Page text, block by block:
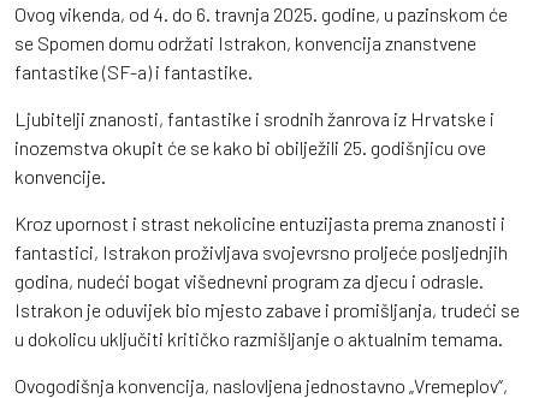
Ovog vikenda, od 4. do 6. travnja 2025. godine, u pazinskom će
se Spomen domu održati Istrakon, konvencija znanstvene
fantastike (SF-a) i fantastike.
Ljubitelji znanosti, fantastike i srodnih žanrova iz Hrvatske i
inozemstva okupit će se kako bi obilježili 25. godišnjicu ove
konvencije.
Kroz upornost i strast nekolicine entuzijasta prema znanosti i
fantastici, Istrakon proživljava svojevrsno proljeće posljednjih
godina, nudeći bogat višednevni program za djecu i odrasle.
Istrakon je oduvijek bio mjesto zabave i promišljanja, trudeći se
u dokolicu uključiti kritičko razmišljanje o aktualnim temama.
Ovogodišnja konvencija, naslovljena jednostavno „Vremeplov“,